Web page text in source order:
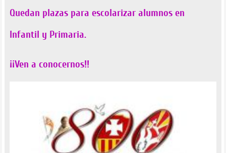
Quedan plazas para escolarizar alumnos en
Infantil y Primaria.
¡¡Ven a conocernos!!